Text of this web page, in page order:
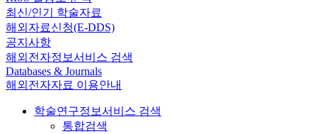
최신/인기 학술자료
해외자료신청(E-DDS)
공지사항
해외전자정보서비스 검색
Databases & Journals
해외전자자료 이용안내
학술연구정보서비스 검색
통합검색